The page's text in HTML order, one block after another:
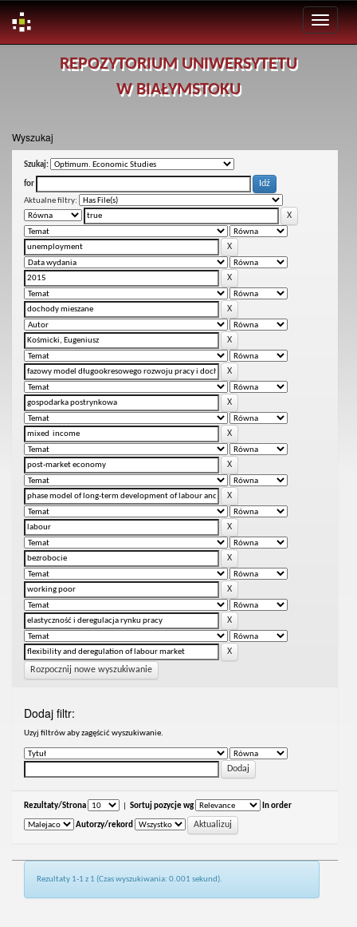
REPOZYTORIUM UNIWERSYTETU
W BIAŁYMSTOKU
Wyszukaj
Szukaj:
for
Aktualne filtry:
Rozpocznij nowe wyszukiwanie
Dodaj filtr:
Uzyj filtrów aby zagęścić wyszukiwanie.
Rezultaty/Strona Sortuj pozycje wg In order
Autorzy/rekord
Rezultaty 1-1 z 1 (Czas wyszukiwania: 0.001 sekund).